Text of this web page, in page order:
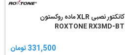
کانکتور نصبی XLR ماده روکستون
ROXTONE RX3MD-BT
331,500 تومان